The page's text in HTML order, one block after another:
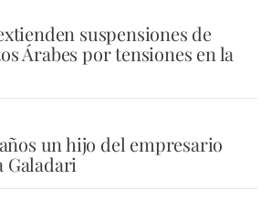
suspensiones de
Árabes por tensiones en la
un hijo del empresario
Galadari